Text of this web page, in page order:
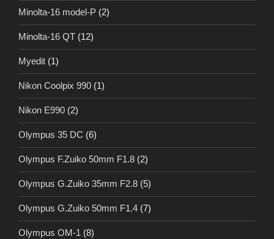
Minolta-16 model-P (2)
Minolta-16 QT (12)
Myedit (1)
Nikon Coolpix 990 (1)
Nikon E990 (2)
Olympus 35 DC (6)
Olympus F.Zuiko 50mm F1.8 (2)
Olympus G.Zuiko 35mm F2.8 (5)
Olympus G.Zuiko 50mm F1.4 (7)
Olympus OM-1 (8)